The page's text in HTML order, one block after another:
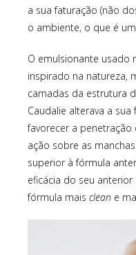
a sua faturação (não
o ambiente, o que é
O emulsionante usado
inspirado na natureza,
camadas da estrutura
Caudalie alterava a sua
favorecer a penetração
ação sobre as
superior à fórmula
eficácia do seu anterior
fórmula mais clean e